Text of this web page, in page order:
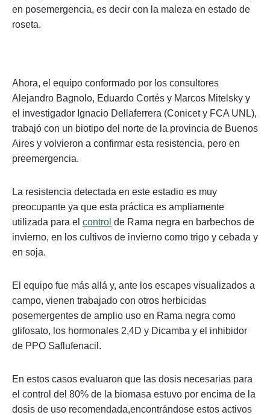
en posemergencia, es decir con la maleza en estado de
roseta.
Ahora, el equipo conformado por los consultores
Alejandro Bagnolo, Eduardo Cortés y Marcos Mitelsky y
el investigador Ignacio Dellaferrera (Conicet y FCA UNL),
trabajó con un biotipo del norte de la provincia de Buenos
Aires y volvieron a confirmar esta resistencia, pero en
preemergencia.
La resistencia detectada en este estadio es muy
preocupante ya que esta práctica es ampliamente
utilizada para el control de Rama negra en barbechos de
invierno, en los cultivos de invierno como trigo y cebada y
en soja.
El equipo fue más allá y, ante los escapes visualizados a
campo, vienen trabajado con otros herbicidas
posemergentes de amplio uso en Rama negra como
glifosato, los hormonales 2,4D y Dicamba y el inhibidor
de PPO Saflufenacil.
En estos casos evaluaron que las dosis necesarias para
el control del 80% de la biomasa estuvo por encima de la
dosis de uso recomendada,encontrándose estos activos